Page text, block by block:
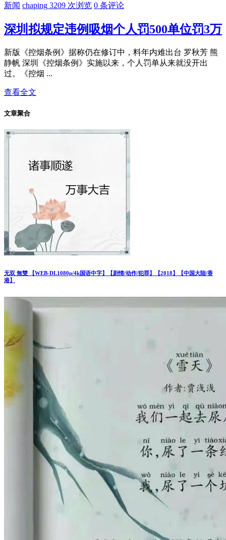
新闻 chaping 3209 次浏览 0 条评论
深圳拟规定违例吸烟个人罚500单位罚3万
新版《控烟条例》据称仍在修订中，料年内难出台 罗秋芳 熊
静帆 深圳《控烟条例》实施以来，个人罚单从来就没开出
过。《控烟 ...
查看全文
文章聚合
无双 無雙 【WEB-DL1080p/4k国语中字】【剧情/动作/犯罪】【2018】【中国大陆/香
港】